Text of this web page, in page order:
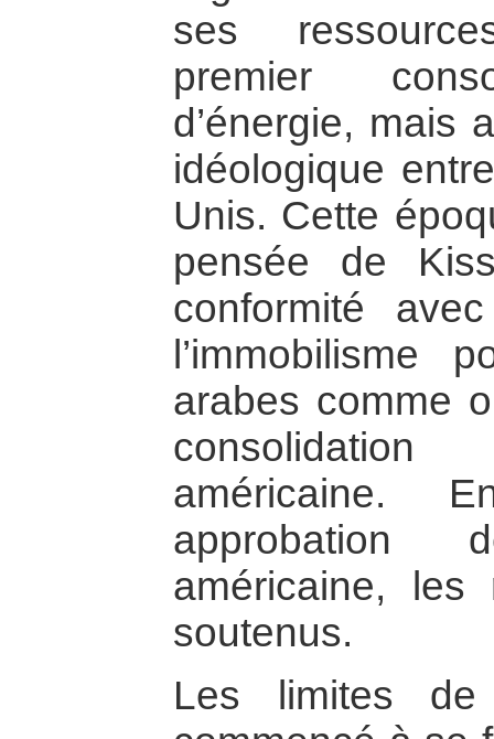
ses
premier
d’énergie, mais
idéologique
Unis. Cette
pensée de
conformité
l’immobilisme
arabes comme
américaine.
approbation
américaine, les
soutenus.
Les limites